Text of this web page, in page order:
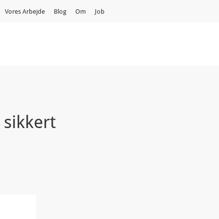
Vores Arbejde Blog Om Job